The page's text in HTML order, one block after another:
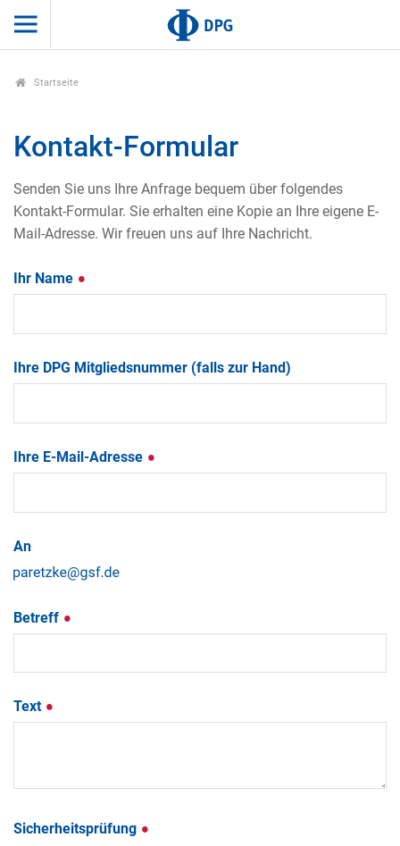
Startseite
Kontakt-Formular
Senden Sie uns Ihre Anfrage bequem über folgendes
Kontakt-Formular. Sie erhalten eine Kopie an Ihre eigene E-
Mail-Adresse. Wir freuen uns auf Ihre Nachricht.
Ihr Name
Ihre DPG Mitgliedsnummer (falls zur Hand)
Ihre E-Mail-Adresse
An
Betreff
Text
Sicherheitsprüfung